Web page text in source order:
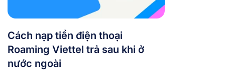
Cách nạp tiền điện thoại
Roaming Viettel trả sau khi ở
nước ngoài